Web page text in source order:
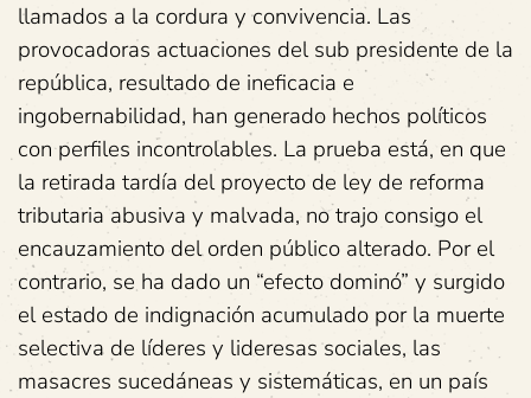
llamados a la cordura y convivencia. Las
provocadoras actuaciones del sub presidente de la
república, resultado de ineficacia e
ingobernabilidad, han generado hechos políticos
con perfiles incontrolables. La prueba está, en que
la retirada tardía del proyecto de ley de reforma
tributaria abusiva y malvada, no trajo consigo el
encauzamiento del orden público alterado. Por el
contrario, se ha dado un “efecto dominó” y surgido
el estado de indignación acumulado por la muerte
selectiva de líderes y lideresas sociales, las
masacres sucedáneas y sistemáticas, en un país